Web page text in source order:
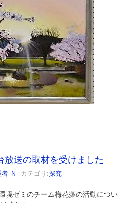
放送の取材を受けました
Ｎ カテゴリ:探究
境ゼミのチーム梅花藻の活動につい